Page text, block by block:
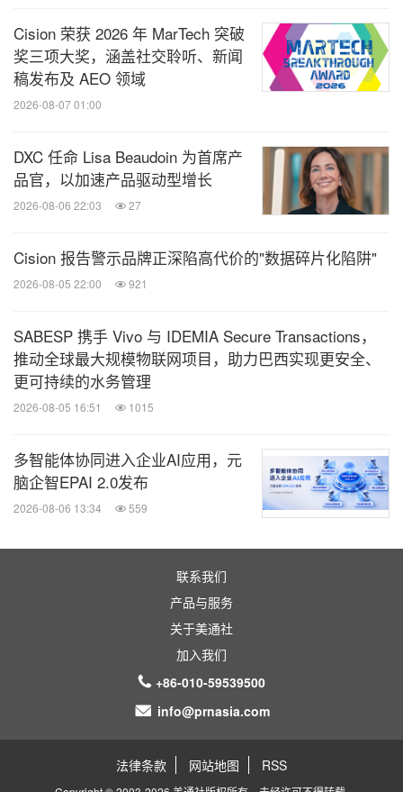
Cision 荣获 2026 年 MarTech 突破
奖三项大奖，涵盖社交聆听、新闻
稿发布及 AEO 领域
2026-08-07 01:00
DXC 任命 Lisa Beaudoin 为首席产
品官，以加速产品驱动型增长
2026-08-06 22:03 27
Cision 报告警示品牌正深陷高代价的"数据碎片化陷阱"
2026-08-05 22:00 921
SABESP 携手 Vivo 与 IDEMIA Secure Transactions，
推动全球最大规模物联网项目，助力巴西实现更安全、
更可持续的水务管理
2026-08-05 16:51 1015
多智能体协同进入企业AI应用，元
脑企智EPAI 2.0发布
2026-08-06 13:34 559
联系我们
产品与服务
关于美通社
加入我们
+86-010-59539500
info@prnasia.com
法律条款 网站地图 RSS